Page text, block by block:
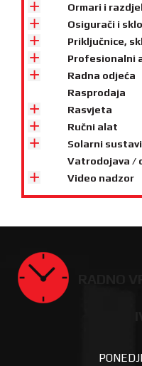
Ormari i
Osigurači i
Priključnice,
Profesionalni
Radna odjeća
Rasprodaja
Rasvjeta
Ručni alat
Solarni
Vatrodojava /
Video nadzor